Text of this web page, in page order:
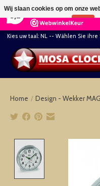
164
Kies uw taal: NL -- Wählen Sie
Home / Design - Wekker
Wij slaan cookies op om onze
Nee